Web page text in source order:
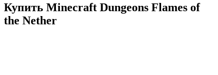
Купить Minecraft Dungeons Flames of
the Nether